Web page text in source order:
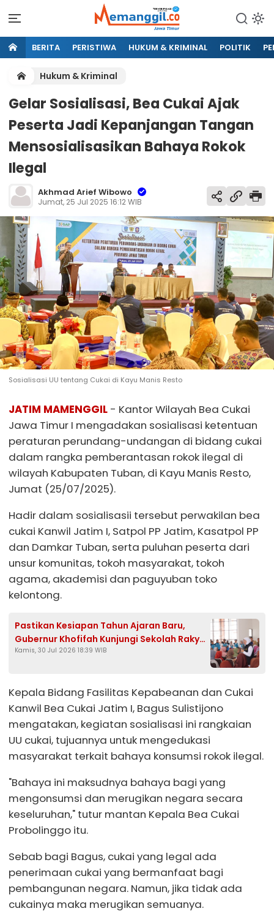
BERITA PERISTIWA HUKUM & KRIMINAL POLITIK
Hukum & Kriminal
Gelar Sosialisasi, Bea Cukai Ajak
Peserta Jadi Kepanjangan Tangan
Mensosialisasikan Bahaya Rokok
Ilegal
Akhmad Arief Wibowo
Jumat, 25 Jul 2025 16:12 WIB
Sosialisasi UU tentang Cukai di Kayu Manis Resto
JATIM MAMENGGIL - Kantor Wilayah Bea Cukai
Jawa Timur I mengadakan sosialisasi ketentuan
peraturan perundang-undangan di bidang cukai
dalam rangka pemberantasan rokok ilegal di
wilayah Kabupaten Tuban, di Kayu Manis Resto,
Jumat (25/07/2025).
Hadir dalam sosialisasii tersebut perwakilan bea
cukai Kanwil Jatim I, Satpol PP Jatim, Kasatpol PP
dan Damkar Tuban, serta puluhan peserta dari
unsur komunitas, tokoh masyarakat, tokoh
agama, akademisi dan paguyuban toko
kelontong.
Pastikan Kesiapan Tahun Ajaran Baru,
Gubernur Khofifah Kunjungi Sekolah Rakyat
Di Tuban
Kamis, 30 Jul 2026 18:39 WIB
Kepala Bidang Fasilitas Kepabeanan dan Cukai
Kanwil Bea Cukai Jatim I, Bagus Sulistijono
mengatakan, kegiatan sosialisasi ini rangkaian
UU cukai, tujuannya untuk mengedukasi
masyarakat terkait bahaya konsumsi rokok ilegal.
"Bahaya ini maksudnya bahaya bagi yang
mengonsumsi dan merugikan negara secara
keseluruhan," tutur mantan Kepala Bea Cukai
Probolinggo itu.
Sebab bagi Bagus, cukai yang legal ada
penerimaan cukai yang bermanfaat bagi
pembangunan negara. Namun, jika tidak ada
cukainya maka merugikan semuanya.